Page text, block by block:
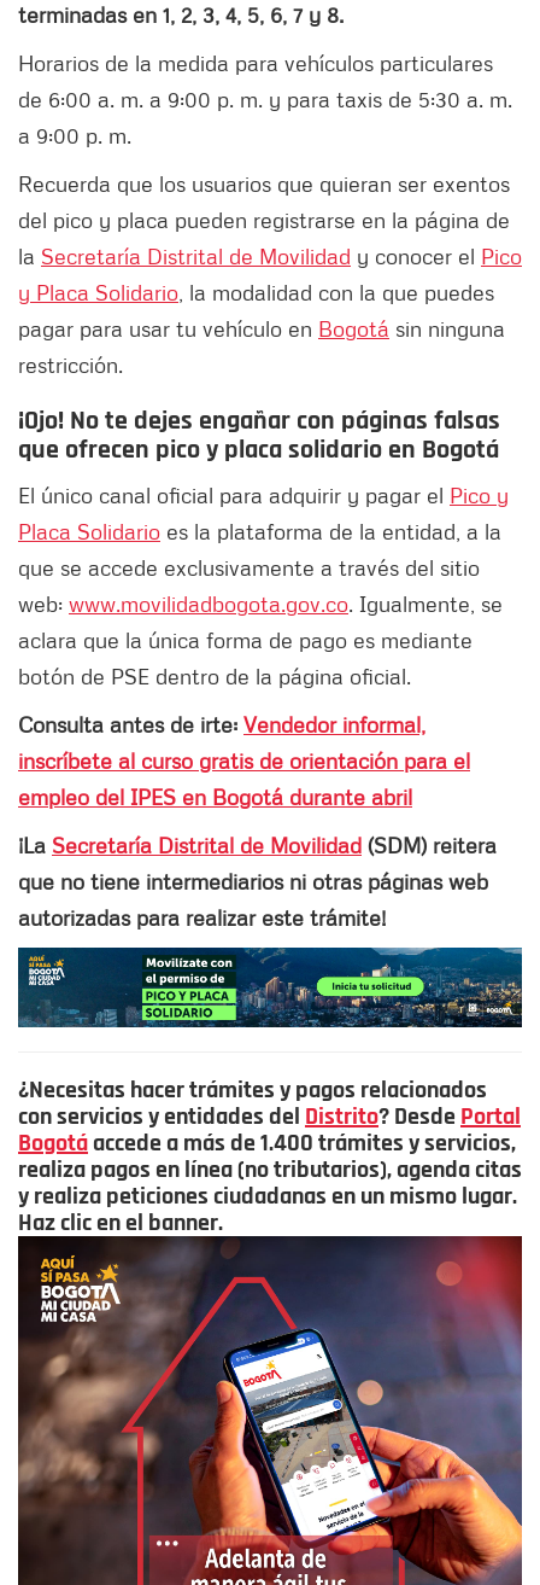
terminadas en 1, 2, 3, 4, 5, 6, 7 y 8.
Horarios de la medida para vehículos particulares
de 6:00 a. m. a 9:00 p. m. y para taxis de 5:30 a. m.
a 9:00 p. m.
Recuerda que los usuarios que quieran ser exentos
del pico y placa pueden registrarse en la página de
la Secretaría Distrital de Movilidad y conocer el Pico
y Placa Solidario , la modalidad con la que puedes
pagar para usar tu vehículo en Bogotá sin ninguna
restricción.
¡Ojo! No te dejes engañar con páginas falsas
que ofrecen pico y placa solidario en Bogotá
El único canal oficial para adquirir y pagar el Pico y
Placa Solidario es la plataforma de la entidad, a la
que se accede exclusivamente a través del sitio
web: www.movilidadbogota.gov.co. Igualmente, se
aclara que la única forma de pago es mediante
botón de PSE dentro de la página oficial.
Consulta antes de irte: Vendedor informal,
inscríbete al curso gratis de orientación para el
empleo del IPES en Bogotá durante abril
¡La Secretaría Distrital de Movilidad (SDM) reitera
que no tiene intermediarios ni otras páginas web
autorizadas para realizar este trámite!
¿Necesitas hacer trámites y pagos relacionados
con servicios y entidades del Distrito? Desde Portal
Bogotáaccede a más de 1.400 trámites y servicios,
realiza pagos en línea (no tributarios), agenda citas
y realiza peticiones ciudadanas en un mismo lugar.
Haz clic en el banner.